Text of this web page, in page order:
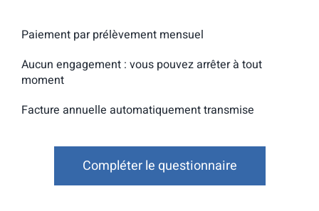
Paiement par prélèvement mensuel
Aucun engagement : vous pouvez arrêter à tout
moment
Facture annuelle automatiquement transmise
Compléter le questionnaire